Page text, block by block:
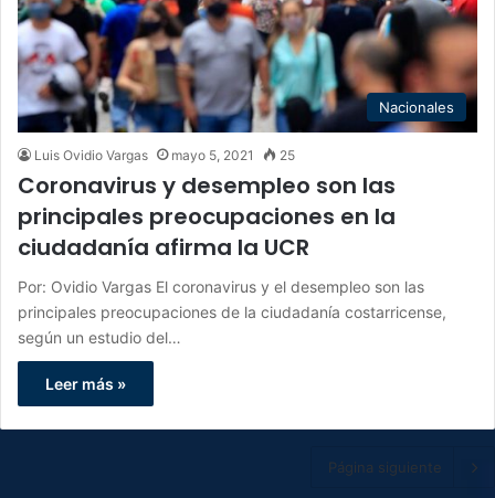
Nacionales
Luis Ovidio Vargas mayo 5, 2021 25
Coronavirus y desempleo son las
principales preocupaciones en la
ciudadanía afirma la UCR
Por: Ovidio Vargas El coronavirus y el desempleo son las
principales preocupaciones de la ciudadanía costarricense,
según un estudio del…
Leer más »
Página siguiente